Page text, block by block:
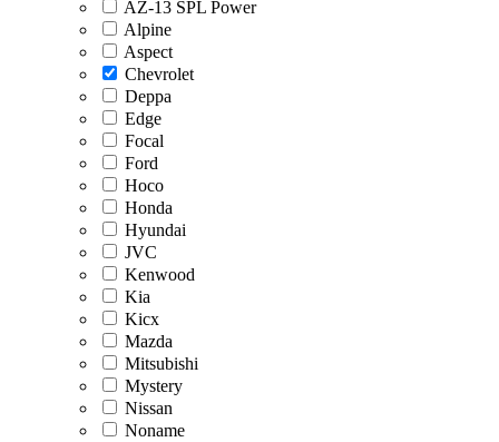
AZ-13 SPL Power
Alpine
Aspect
Chevrolet
Deppa
Edge
Focal
Ford
Hoco
Honda
Hyundai
JVC
Kenwood
Kia
Kicx
Mazda
Mitsubishi
Mystery
Nissan
Noname